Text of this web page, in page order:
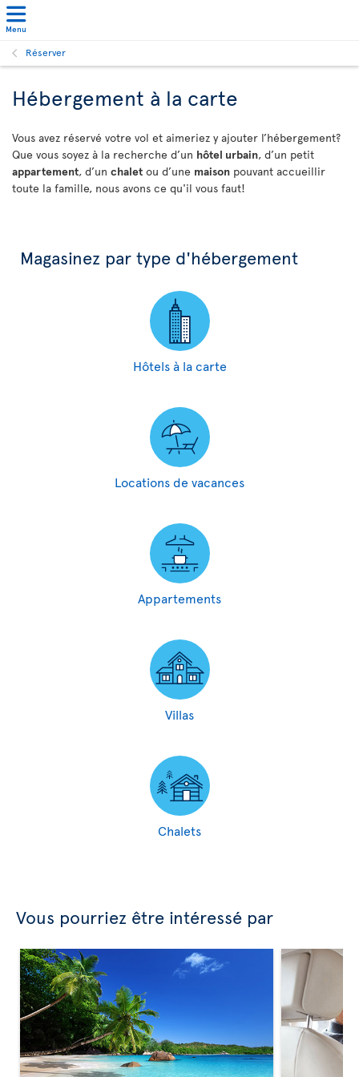
Menu
Réserver
Hébergement à la carte
Vous avez réservé votre vol et aimeriez y ajouter l’hébergement?
Que vous soyez à la recherche d’un hôtel urbain, d’un petit
appartement, d’un chalet ou d’une maison pouvant accueillir
toute la famille, nous avons ce qu'il vous faut!
Magasinez par type d'hébergement
Hôtels à la carte
Locations de vacances
Appartements
Villas
Chalets
Vous pourriez être intéressé par